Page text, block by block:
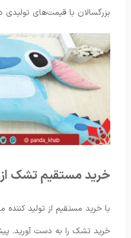
بزرگسالان با قیمت‌های تولیدی
خرید مستقیم تشک
با خرید مستقیم از تولید
خرید تشک را به دست آورید.